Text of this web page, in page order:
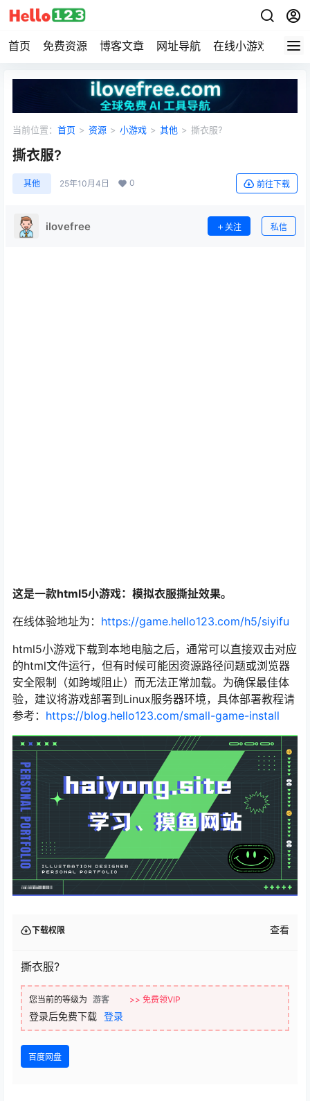
首页 免费资源 博客文章 网址导航 在线小游戏
当前位置： 首页 > 资源 > 小游戏 > 其他 > 撕衣服?
撕衣服?
其他 25年10月4日 0 前往下载
ilovefree 关注 私信
这是一款html5小游戏：模拟衣服撕扯效果。
在线体验地址为： https://game.hello123.com/h5/siyifu
html5小游戏下载到本地电脑之后，通常可以直接双击对应
的html文件运行，但有时候可能因资源路径问题或浏览器
安全限制（如跨域阻止）而无法正常加载。为确保最佳体
验，建议将游戏部署到Linux服务器环境，具体部署教程请
参考： https://blog.hello123.com/small-game-install
下载权限 查看
撕衣服?
您当前的等级为 游客 >> 免费领VIP
登录后免费下载 登录
百度网盘